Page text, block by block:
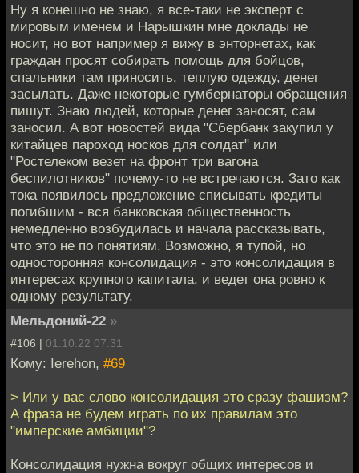
Ну я конешно не знаю, я все-таки не эксперт с
мировым именем и Нарышкин мне доклады не
носит, но вот например я вижу в энторнетах, как
граждан просят собирать помощь для бойцов,
спальники там приносить, теплую одежду, денег
засылать. Даже некоторые гумбернаторы обращения
пишут. Знаю людей, которые денег заносят, сам
заносил. А вот новостей вида "Сбербанк закупил у
китайцев пароход носков для солдат" или
"Ростелеком везет на фронт три вагона
беспилотников" почему-то не встречаются. Зато как
тока появилось предложение списывать кредиты
погибшим - вся банковская общественность
немедленно возбудилась и начала рассказывать,
что это не по понятиям. Возможно, я тупой, но
односторонняя консолидация - это консолидация в
интересах крупного капитала, и ведет она ровно к
одному результату.
Мельдоний-22 »
#106 | 01.10.22 07:31
Кому: Ierehon, #69
> Или у вас слово консолидация это сразу фашизм?
А фраза не будем играть по их правилам это
"имперские амбиции"?
Консолидация нужна вокруг общих интересов и